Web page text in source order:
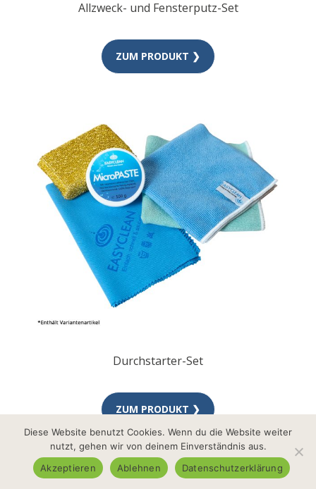
Allzweck- und Fensterputz-Set
ZUM PRODUKT ❯
Durchstarter-Set
ZUM PRODUKT ❯
Diese Website benutzt Cookies. Wenn du die Website weiter
nutzt, gehen wir von deinem Einverständnis aus.
Akzeptieren
Ablehnen Datenschutzerklärung